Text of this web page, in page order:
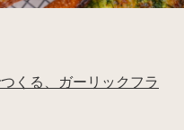
くる、ガーリックフラ